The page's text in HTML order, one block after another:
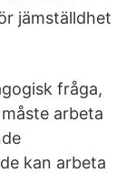
jämställdhet
fråga,
arbeta
kan arbeta